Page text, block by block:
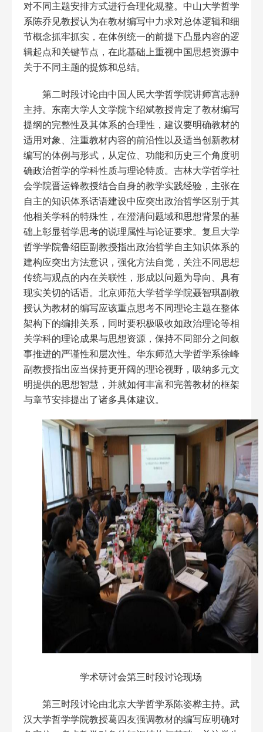
对不同主题安排方式进行合理化规整。中山大学哲学
系陈乔见教授认为在教材编写中力求对总体逻辑和细
节概念抓牢抓实，在体例统一的前提下凸显内容的逻
辑起点和关键节点，在此基础上重视中国思想资源中
关于不同主题的提炼和总结。
第二时段讨论由中国人民大学哲学院讲师宫志翀
主持。东南大学人文学院卞绍斌教授肯定了教材编写
提纲的完整性及其体系的合理性，建议要明确教材的
适用对象、注重教材内容的前沿性以及适当创新教材
编写的体例与形式，从定位、功能和历史三个角度明
确政治哲学的学科性质与理论特质。吉林大学哲学社
会学院晋运锋教授结合自身的教学实践经验，主张在
自主的知识体系话语建设中应突出政治哲学区别于其
他相关学科的特殊性，在澄清问题域和思想背景的基
础上彰显哲学思考的说理属性与论证要求。复旦大学
哲学学院鲁绍臣副教授指出政治哲学自主知识体系的
建构应突出方法意识，强化方法自觉，关注不同思想
传统与观点的内在关联性，形成以问题为导向、具有
现实关切的话语。北京师范大学哲学学院聂智琪副教
授认为教材的编写应该重点思考不同理论主题在整体
架构下的编排关系，同时要积极吸收如政治理论等相
关学科的理论成果与思想资源，保持不同部分之间叙
事推进的严谨性和层次性。华东师范大学哲学系徐峰
副教授指出应当保持更开阔的理论视野，吸纳多元文
明提供的思想智慧，并就如何丰富和完善教材的框架
与章节安排提出了诸多具体建议。
学术研讨会第三时段讨论现场
第三时段讨论由北京大学哲学系陈姿桦主持。武
汉大学哲学学院教授葛四友强调教材的编写应明确对